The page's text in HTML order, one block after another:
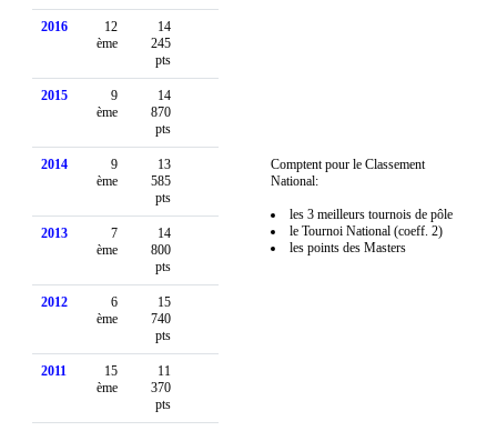
2016
12
ème
14
245
pts
2015
9
ème
14
870
pts
2014
9
ème
13
585
pts
2013
7
ème
14
800
pts
2012
6
ème
15
740
pts
2011
15
ème
11
370
pts
Comptent pour le Classement
National:
les 3 meilleurs tournois de pôle
le Tournoi National (coeff. 2)
les points des Masters